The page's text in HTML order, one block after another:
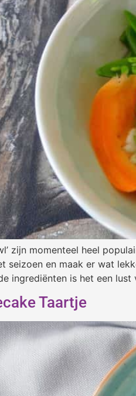
zijn momenteel heel
seizoen en maak er wat
ingrediënten is het een
Taartje